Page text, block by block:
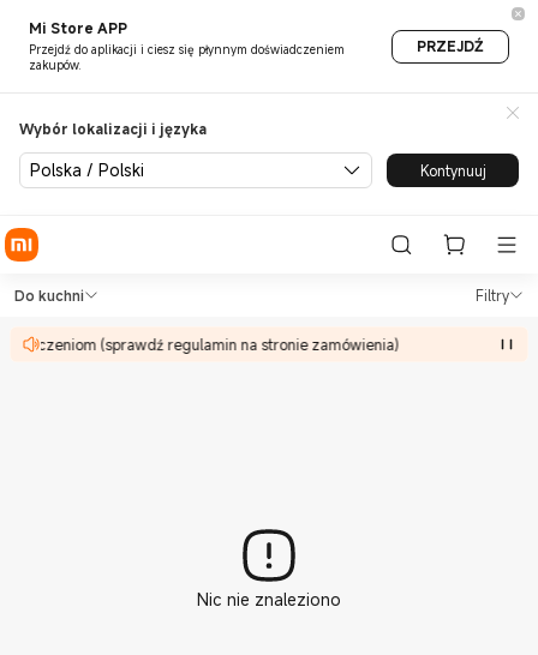
Mi Store APP
Przejdź do aplikacji i ciesz się płynnym doświadczeniem
zakupów.
PRZEJDŹ
Wybór lokalizacji i języka
Polska / Polski Kontynuuj
Shop Do kuchni in Xiaomi
Do kuchni Filtry
(sprawdź regulamin na stronie zamówienia)
Shop Do kuchni in Xiaomi Mi Poland
Nic nie znaleziono